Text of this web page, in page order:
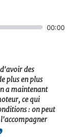
00:00
des
plus en plus
a maintenant
ce qui
: on peut